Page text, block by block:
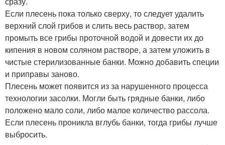
Если плесень пока только сверху, то следует удалить
верхний слой грибов и слить весь раствор, затем
промыть все грибы проточной водой и довести их до
кипения в новом соляном растворе, а затем уложить в
чистые стерилизованные банки. Можно добавить специи
и приправы заново.
Плесень может появится из за нарушенного процесса
технологии засолки. Могли быть грядные банки, либо
положено мало соли, либо малое количество рассола.
Если плесень проникла вглубь банки, тогда грибы лучше
выбросить.